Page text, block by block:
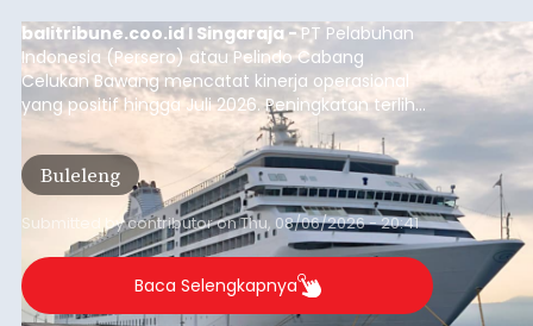
balitribune.coo.id I Singaraja -PT Pelabuhan
Indonesia (Persero) atau Pelindo Cabang
Celukan Bawang mencatat kinerja operasional
yang positif hingga Juli 2026. Peningkatan terlihat
dari arus kapal yang mencapai 1,48 juta Gross
Tonnage (GT), atau tumbuh 12,4 persen
dibandingkan periode yang sama tahun lalu
yang tercatat sebesar 1,32 juta GT.
Buleleng
Submitted bycontributoronThu, 08/06/2026 - 20:41
Baca Selengkapnya